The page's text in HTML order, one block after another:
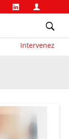
Intervenez